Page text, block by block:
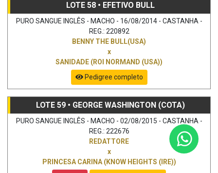
LOTE 58 • EFETIVO BULL
PURO SANGUE INGLÊS - MACHO - 16/08/2014 - CASTANHA -
REG.: 220892
BENNY THE BULL(USA)
x
SANIDADE (ROI NORMAND (USA))
Pedigree completo
LOTE 59 • GEORGE WASHINGTON (COTA)
PURO SANGUE INGLÊS - MACHO - 02/08/2015 - CASTANHA -
REG.: 222676
REDATTORE
x
PRINCESA CARINA (KNOW HEIGHTS (IRE))